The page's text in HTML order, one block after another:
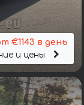
€1143 в день
и цены